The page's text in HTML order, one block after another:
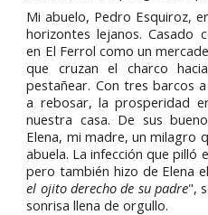
Mi abuelo, Pedro Esquiroz,
horizontes lejanos. Casado
en El Ferrol como un
que cruzan el charco
pestañear. Con tres barcos
a rebosar, la prosperidad
nuestra casa. De sus
Elena, mi madre, un milagro
abuela. La infección que pilló
pero también hizo de Elena
el ojito derecho de su padre",
sonrisa llena de orgullo.